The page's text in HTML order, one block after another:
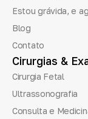
Estou grávida, e
Blog
Contato
Cirurgias &
Cirurgia Fetal
Ultrassonografia
Consulta e